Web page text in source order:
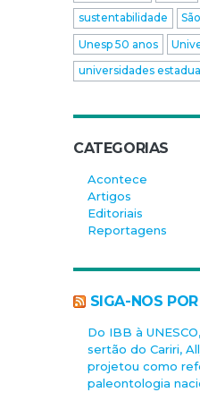
sustentabilidade
Unesp 50 anos
universidades
CATEGORIAS
Acontece
Artigos
Editoriais
Reportagens
SIGA-NOS POR
Do IBB à
sertão do Cariri,
projetou como
paleontologia